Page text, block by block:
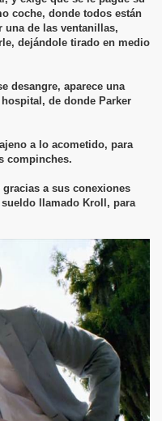
coche, donde todos están
una de las ventanillas,
dejándole tirado en medio
desangre, aparece una
de donde Parker
a lo acometido, para
compinches.
a sus conexiones
llamado Kroll, para